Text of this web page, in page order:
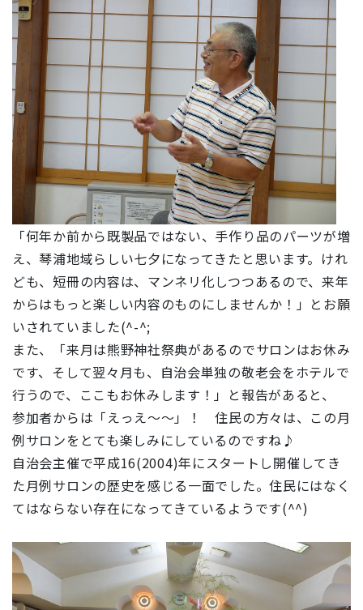
「何年か前から既製品ではない、手作り品のパーツが増
え、琴浦地域らしい七夕になってきたと思います。けれ
ども、短冊の内容は、マンネリ化しつつあるので、来年
からはもっと楽しい内容のものにしませんか！」とお願
いされていました(^-^;
また、「来月は熊野神社祭典があるのでサロンはお休み
です、そして翌々月も、自治会単独の敬老会をホテルで
行うので、ここもお休みします！」と報告があると、
参加者からは「えっえ～～」！ 住民の方々は、この月
例サロンをとても楽しみにしているのですね♪
自治会主催で平成16(2004)年にスタートし開催してき
た月例サロンの歴史を感じる一面でした。住民にはなく
てはならない存在になってきているようです(^^)